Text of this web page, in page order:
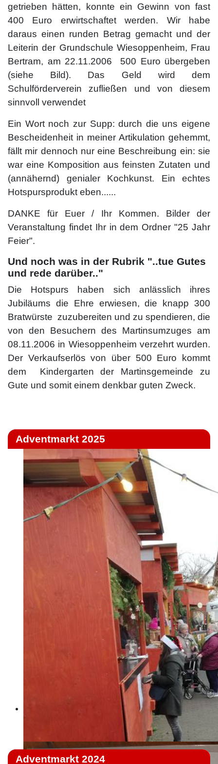
getrieben hätten, konnte ein Gewinn von fast
400 Euro erwirtschaftet werden. Wir habe
daraus einen runden Betrag gemacht und der
Leiterin der Grundschule Wiesoppenheim, Frau
Bertram, am 22.11.2006 500 Euro übergeben
(siehe Bild). Das Geld wird dem
Schulförderverein zufließen und von diesem
sinnvoll verwendet
Ein Wort noch zur Supp: durch die uns eigene
Bescheidenheit in meiner Artikulation gehemmt,
fällt mir dennoch nur eine Beschreibung ein: sie
war eine Komposition aus feinsten Zutaten und
(annähernd) genialer Kochkunst. Ein echtes
Hotspursprodukt eben......
DANKE für Euer / Ihr Kommen. Bilder der
Veranstaltung findet Ihr in dem Ordner "25 Jahr
Feier".
Und noch was in der Rubrik "..tue Gutes
und rede darüber.."
Die Hotspurs haben sich anlässlich ihres
Jubiläums die Ehre erwiesen, die knapp 300
Bratwürste zuzubereiten und zu spendieren, die
von den Besuchern des Martinsumzuges am
08.11.2006 in Wiesoppenheim verzehrt wurden.
Der Verkaufserlös von über 500 Euro kommt
dem Kindergarten der Martinsgemeinde zu
Gute und somit einem denkbar guten Zweck.
Adventmarkt 2025
Adventmarkt 2024